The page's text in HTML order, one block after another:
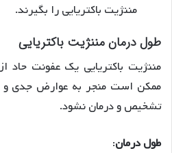
مننژیت باکتریایی را بگیرند.
طول درمان مننژیت باکتریایی
مننژیت باکتریایی یک عفونت
ممکن است منجر به عوارض جدی و
تشخیص و درمان نشود.
طول درمان: